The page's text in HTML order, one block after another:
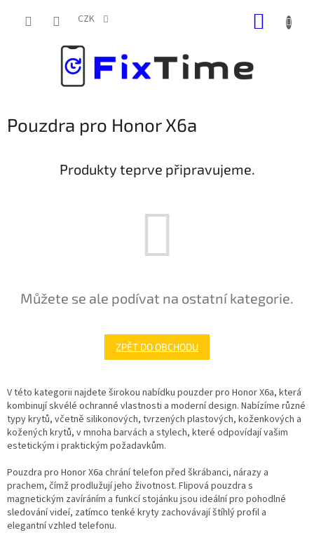
CZK
Pouzdra pro Honor X6a
Produkty teprve připravujeme.
Můžete se ale podívat na ostatní kategorie.
ZPĚT DO OBCHODU
V této kategorii najdete širokou nabídku pouzder pro Honor X6a, která
kombinují skvélé ochranné vlastnosti a moderní design. Nabízíme různé
typy krytů, včetně silikonových, tvrzených plastových, koženkových a
kožených krytů, v mnoha barvách a stylech, které odpovídají vašim
estetickým i praktickým požadavkům.
Pouzdra pro Honor X6a chrání telefon před škrábanci, nárazy a
prachem, čímž prodlužují jeho životnost. Flipová pouzdra s
magnetickým zavíráním a funkcí stojánku jsou ideální pro pohodlné
sledování videí, zatímco tenké kryty zachovávají štíhlý profil a
elegantní vzhled telefonu.